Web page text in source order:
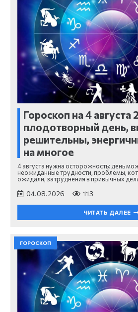
Гороскоп на 4 августа
плодотворный день,
решительны,
на многое
4 августа нужна осторожность: день
неожиданные трудности, проблемы,
ожидали, затруднения в привычных
04.08.2026 113
ЧИТАТЬ ДАЛЕЕ
ГОРОСКОП